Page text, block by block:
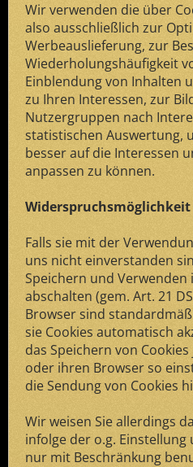
Wir verwenden die über
also ausschließlich zur
Werbeauslieferung, zur
Wiederholungshäufigkeit
Einblendung von Inhalten
zu Ihren Interessen, zur
Nutzergruppen nach
statistischen Auswertung,
besser auf die Interessen
anpassen zu können.
Widerspruchsmöglichkeit
Falls sie mit der
uns nicht einverstanden
Speichern und
abschalten (gem. Art. 21
Browser sind
sie Cookies automatisch
das Speichern von
oder ihren Browser so
die Sendung von Cookies
Wir weisen Sie allerdings
infolge der o.g.
nur mit Beschränkung